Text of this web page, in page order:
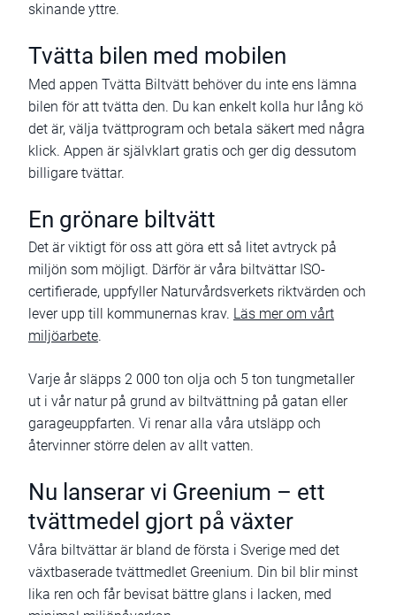
skinande yttre.
Tvätta bilen med mobilen
Med appen Tvätta Biltvätt behöver du inte ens lämna
bilen för att tvätta den. Du kan enkelt kolla hur lång kö
det är, välja tvättprogram och betala säkert med några
klick. Appen är självklart gratis och ger dig dessutom
billigare tvättar.
En grönare biltvätt
Det är viktigt för oss att göra ett så litet avtryck på
miljön som möjligt. Därför är våra biltvättar ISO-
certifierade, uppfyller Naturvårdsverkets riktvärden och
lever upp till kommunernas krav. Läs mer om vårt
miljöarbete.
Varje år släpps 2 000 ton olja och 5 ton tungmetaller
ut i vår natur på grund av biltvättning på gatan eller
garageuppfarten. Vi renar alla våra utsläpp och
återvinner större delen av allt vatten.
Nu lanserar vi Greenium – ett
tvättmedel gjort på växter
Våra biltvättar är bland de första i Sverige med det
växtbaserade tvättmedlet Greenium. Din bil blir minst
lika ren och får bevisat bättre glans i lacken, med